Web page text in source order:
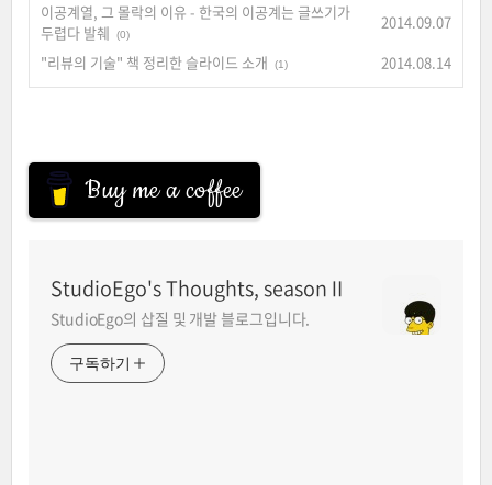
이공계열, 그 몰락의 이유 - 한국의 이공계는 글쓰기가
두렵다 발췌
(0)
2014.09.07
"리뷰의 기술" 책 정리한 슬라이드 소개
(1) 2014.08.14
Buy me a coffee
StudioEgo's Thoughts, seasonⅡ
StudioEgo의 삽질 및 개발 블로그입니다.
구독하기